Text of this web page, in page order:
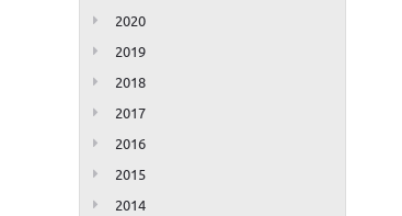
2020
2019
2018
2017
2016
2015
2014